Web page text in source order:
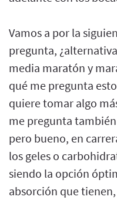
Vamos a por la
pregunta,
media maratón y
qué me pregunta
quiere tomar algo
me pregunta
pero bueno, en
los geles o
siendo la opción
absorción que